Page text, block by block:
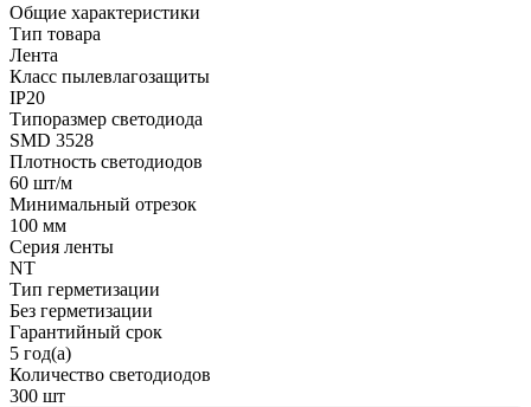
Общие характеристики
Тип товара
Лента
Класс пылевлагозащиты
IP20
Типоразмер светодиода
SMD 3528
Плотность светодиодов
60 шт/м
Минимальный отрезок
100 мм
Серия ленты
NT
Тип герметизации
Без герметизации
Гарантийный срок
5 год(а)
Количество светодиодов
300 шт